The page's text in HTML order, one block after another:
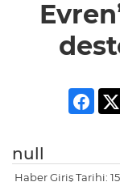
null
Haber Giriş Tarihi: